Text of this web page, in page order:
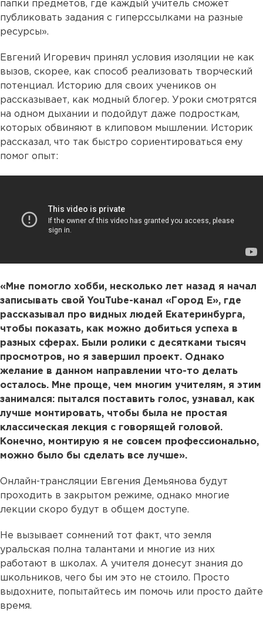
папки предметов, где каждый учитель сможет
публиковать задания с гиперссылками на разные
ресурсы».
Евгений Игоревич принял условия изоляции не как
вызов, скорее, как способ реализовать творческий
потенциал. Историю для своих учеников он
рассказывает, как модный блогер. Уроки смотрятся
на одном дыхании и подойдут даже подросткам,
которых обвиняют в клиповом мышлении. Историк
рассказал, что так быстро сориентироваться ему
помог опыт:
«Мне помогло хобби, несколько лет назад я начал
записывать свой YouTube-канал «Город Е», где
рассказывал про видных людей Екатеринбурга,
чтобы показать, как можно добиться успеха в
разных сферах. Были ролики с десятками тысяч
просмотров, но я завершил проект. Однако
желание в данном направлении что-то делать
осталось. Мне проще, чем многим учителям, я этим
занимался: пытался поставить голос, узнавал, как
лучше монтировать, чтобы была не простая
классическая лекция с говорящей головой.
Конечно, монтирую я не совсем профессионально,
можно было бы сделать все лучше».
Онлайн-трансляции Евгения Демьянова будут
проходить в закрытом режиме, однако многие
лекции скоро будут в общем доступе.
Не вызывает сомнений тот факт, что земля
уральская полна талантами и многие из них
работают в школах. А учителя донесут знания до
школьников, чего бы им это не стоило. Просто
выдохните, попытайтесь им помочь или просто дайте
время.